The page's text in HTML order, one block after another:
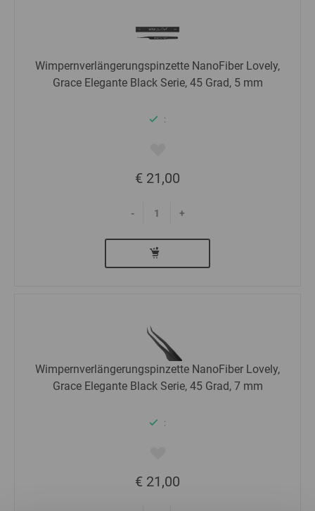
Wimpernverlängerungspinzette NanoFiber Lovely,
Grace Elegante Black Serie, 45 Grad, 5 mm
:
€ 21,00
- +
Wimpernverlängerungspinzette NanoFiber Lovely,
Grace Elegante Black Serie, 45 Grad, 7 mm
:
€ 21,00